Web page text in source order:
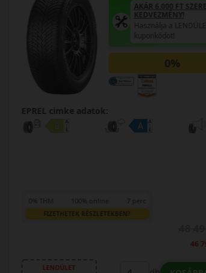
AKÁR 6.000 FT SZERELÉSI
KEDVEZMÉNY!
Használja a LENDÜLET
kuponkódot!
EPREL cimke adatok:
FIZETHETEK RÉSZLETEKBEN?
46 790 Ft/
LENDÜLET